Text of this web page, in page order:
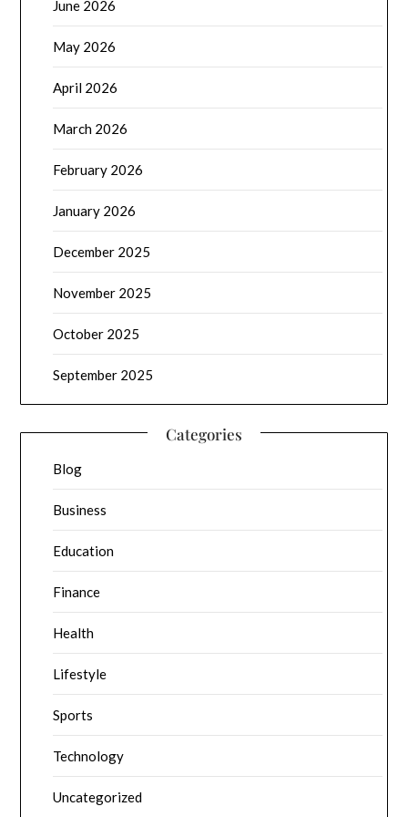
June 2026
May 2026
April 2026
March 2026
February 2026
January 2026
December 2025
November 2025
October 2025
September 2025
Categories
Blog
Business
Education
Finance
Health
Lifestyle
Sports
Technology
Uncategorized